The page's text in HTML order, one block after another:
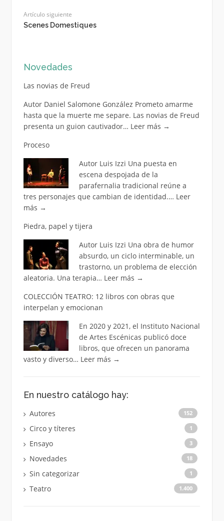
Artículo siguiente
Scenes Domestiques
Novedades
Las novias de Freud
Autor Daniel Salomone González Prometo amarme
hasta que la muerte me separe. Las novias de Freud
presenta un guion cautivador… Leer más →
Proceso
Autor Luis Izzi Una puesta en
escena despojada de la
parafernalia tradicional reúne a
tres personajes que cambian de identidad.… Leer
más →
Piedra, papel y tijera
Autor Luis Izzi Una obra de humor
absurdo, un ciclo interminable, un
trastorno, un problema de elección
aleatoria. Una terapia… Leer más →
COLECCIÓN TEATRO: 12 libros con obras que
interpelan y emocionan
En 2020 y 2021, el Instituto Nacional
de Artes Escénicas publicó doce
libros, que ofrecen un panorama
vasto y diverso… Leer más →
En nuestro catálogo hay:
Autores 152
Circo y títeres 1
Ensayo 3
Novedades 18
Sin categorizar 1
Teatro 1.400